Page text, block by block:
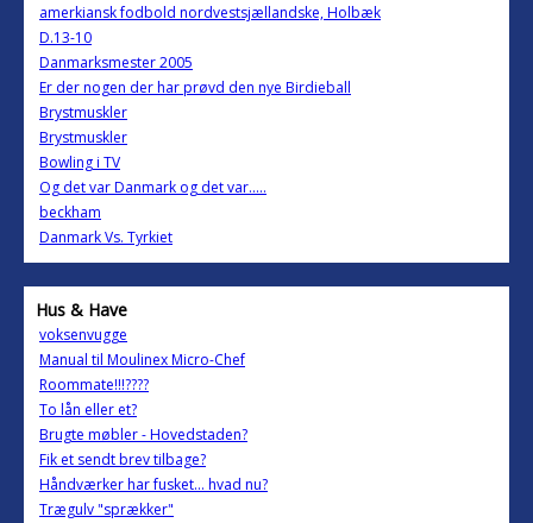
amerkiansk fodbold nordvestsjællandske, Holbæk
D.13-10
Danmarksmester 2005
Er der nogen der har prøvd den nye Birdieball
Brystmuskler
Brystmuskler
Bowling i TV
Og det var Danmark og det var.....
beckham
Danmark Vs. Tyrkiet
Hus & Have
voksenvugge
Manual til Moulinex Micro-Chef
Roommate!!!????
To lån eller et?
Brugte møbler - Hovedstaden?
Fik et sendt brev tilbage?
Håndværker har fusket... hvad nu?
Trægulv "sprækker"